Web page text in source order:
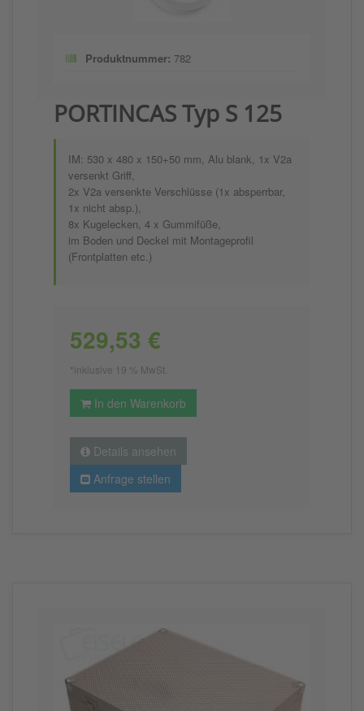
Produktnummer: 782
PORTINCAS Typ S 125
IM: 530 x 480 x 150+50 mm, Alu blank, 1x V2a
versenkt Griff,
2x V2a versenkte Verschlüsse (1x absperrbar,
1x nicht absp.),
8x Kugelecken, 4 x Gummifüße,
im Boden und Deckel mit Montageprofil
(Frontplatten etc.)
529,53 €
*inklusive 19 % MwSt.
In den Warenkorb
Details ansehen
Anfrage stellen